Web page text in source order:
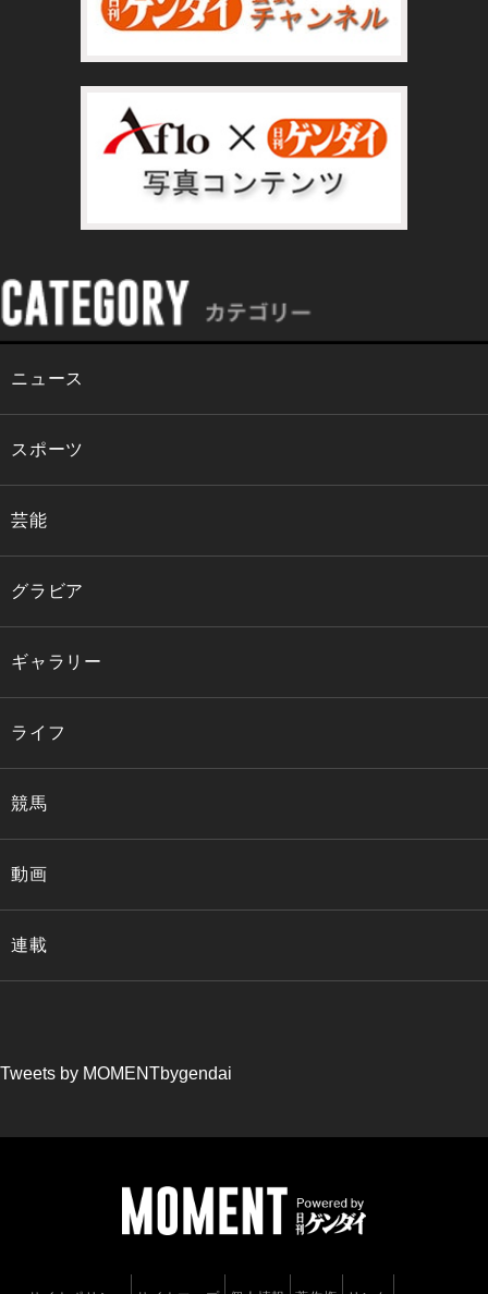
ニュース
スポーツ
芸能
グラビア
ギャラリー
ライフ
競馬
動画
連載
Tweets by MOMENTbygendai